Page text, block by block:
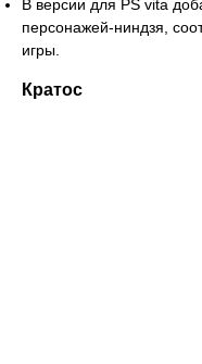
В версии для PS vita
персонажей-ниндзя,
игры.
Кратос